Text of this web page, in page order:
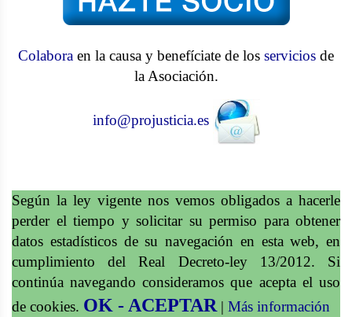
Colabora en la causa y benefíciate de los servicios de
la Asociación.
info@projusticia.es
Según la ley vigente nos vemos obligados a hacerle
perder el tiempo y solicitar su permiso para obtener
datos estadísticos de su navegación en esta web, en
cumplimiento del Real Decreto-ley 13/2012. Si
continúa navegando consideramos que acepta el uso
de cookies. OK - ACEPTAR | Más información